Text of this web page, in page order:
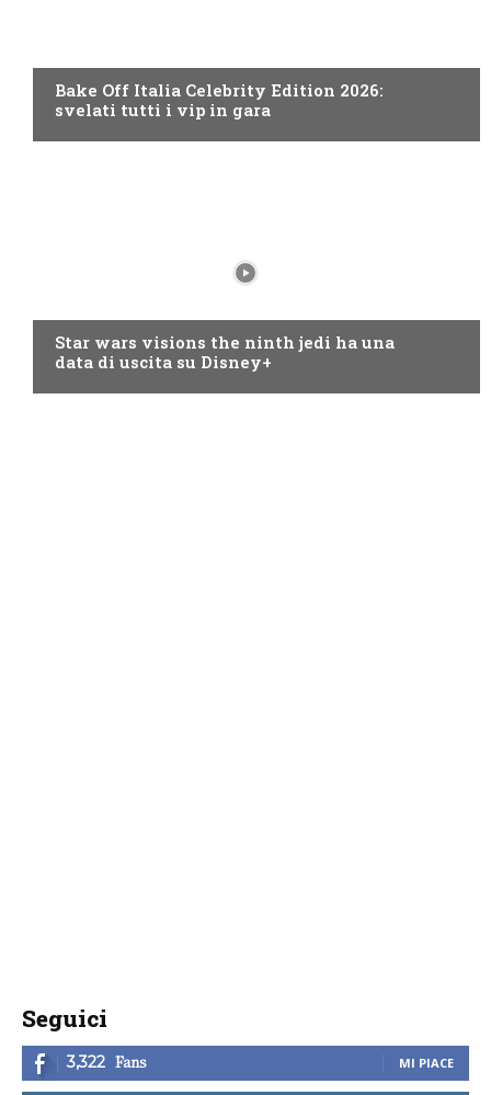
Bake Off Italia Celebrity Edition 2026:
svelati tutti i vip in gara
Star wars visions the ninth jedi ha una
data di uscita su Disney+
Seguici
3,322 Fans MI PIACE